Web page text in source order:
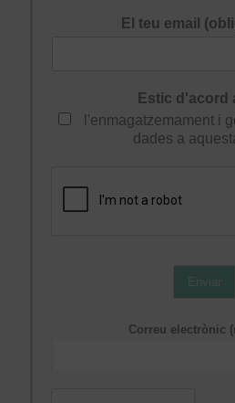
El teu email
Estic d'acord
l'enmagatzemament i
dades a
Enviar
Correu electrònic